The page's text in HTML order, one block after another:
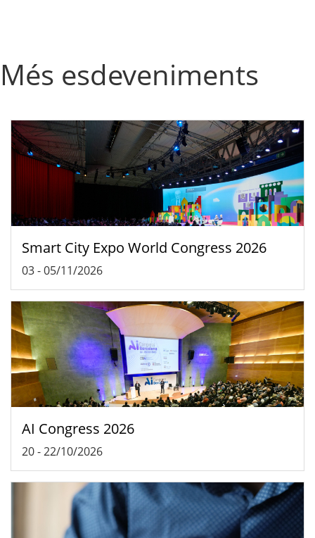
Més esdeveniments
Smart City Expo World Congress 2026
03-05/11/2026
AI Congress 2026
20-22/10/2026